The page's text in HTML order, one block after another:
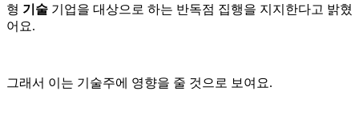
형 기술 기업을 대상으로 하는 반독점 집행을 지지한다고 밝혔
어요.
그래서 이는 기술주에 영향을 줄 것으로 보여요.